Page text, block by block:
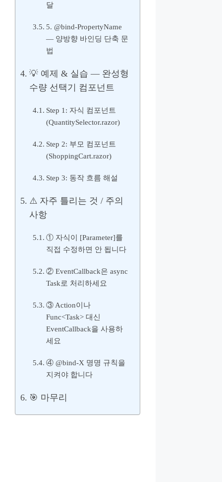
달
5. @bind-PropertyName
— 양방향 바인딩 단축 문
법
💡 예제 & 실습 — 완성형
수량 선택기 컴포넌트
Step 1: 자식 컴포넌트
(QuantitySelector.razor)
Step 2: 부모 컴포넌트
(ShoppingCart.razor)
Step 3: 동작 흐름 해설
⚠️ 자주 틀리는 것 / 주의
사항
① 자식이 [Parameter]를
직접 수정하면 안 됩니다
② EventCallback은 async
Task로 처리하세요
③ Action이나
Func<Task> 대신
EventCallback을 사용하
세요
④ @bind-X 명명 규칙을
지켜야 합니다
🎯 마무리